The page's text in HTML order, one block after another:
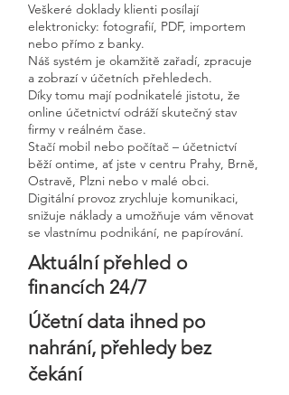
Veškeré doklady klienti posílají
elektronicky: fotografií, PDF, importem
nebo přímo z banky.
Náš systém je okamžitě zařadí, zpracuje
a zobrazí v účetních přehledech.
Díky tomu mají podnikatelé jistotu, že
online účetnictví odráží skutečný stav
firmy v reálném čase.
Stačí mobil nebo počítač – účetnictví
běží ontime, ať jste v centru Prahy, Brně,
Ostravě, Plzni nebo v malé obci.
Digitální provoz zrychluje komunikaci,
snižuje náklady a umožňuje vám věnovat
se vlastnímu podnikání, ne papírování.
Aktuální přehled o
financích 24/7
Účetní data ihned po
nahrání, přehledy bez
čekání